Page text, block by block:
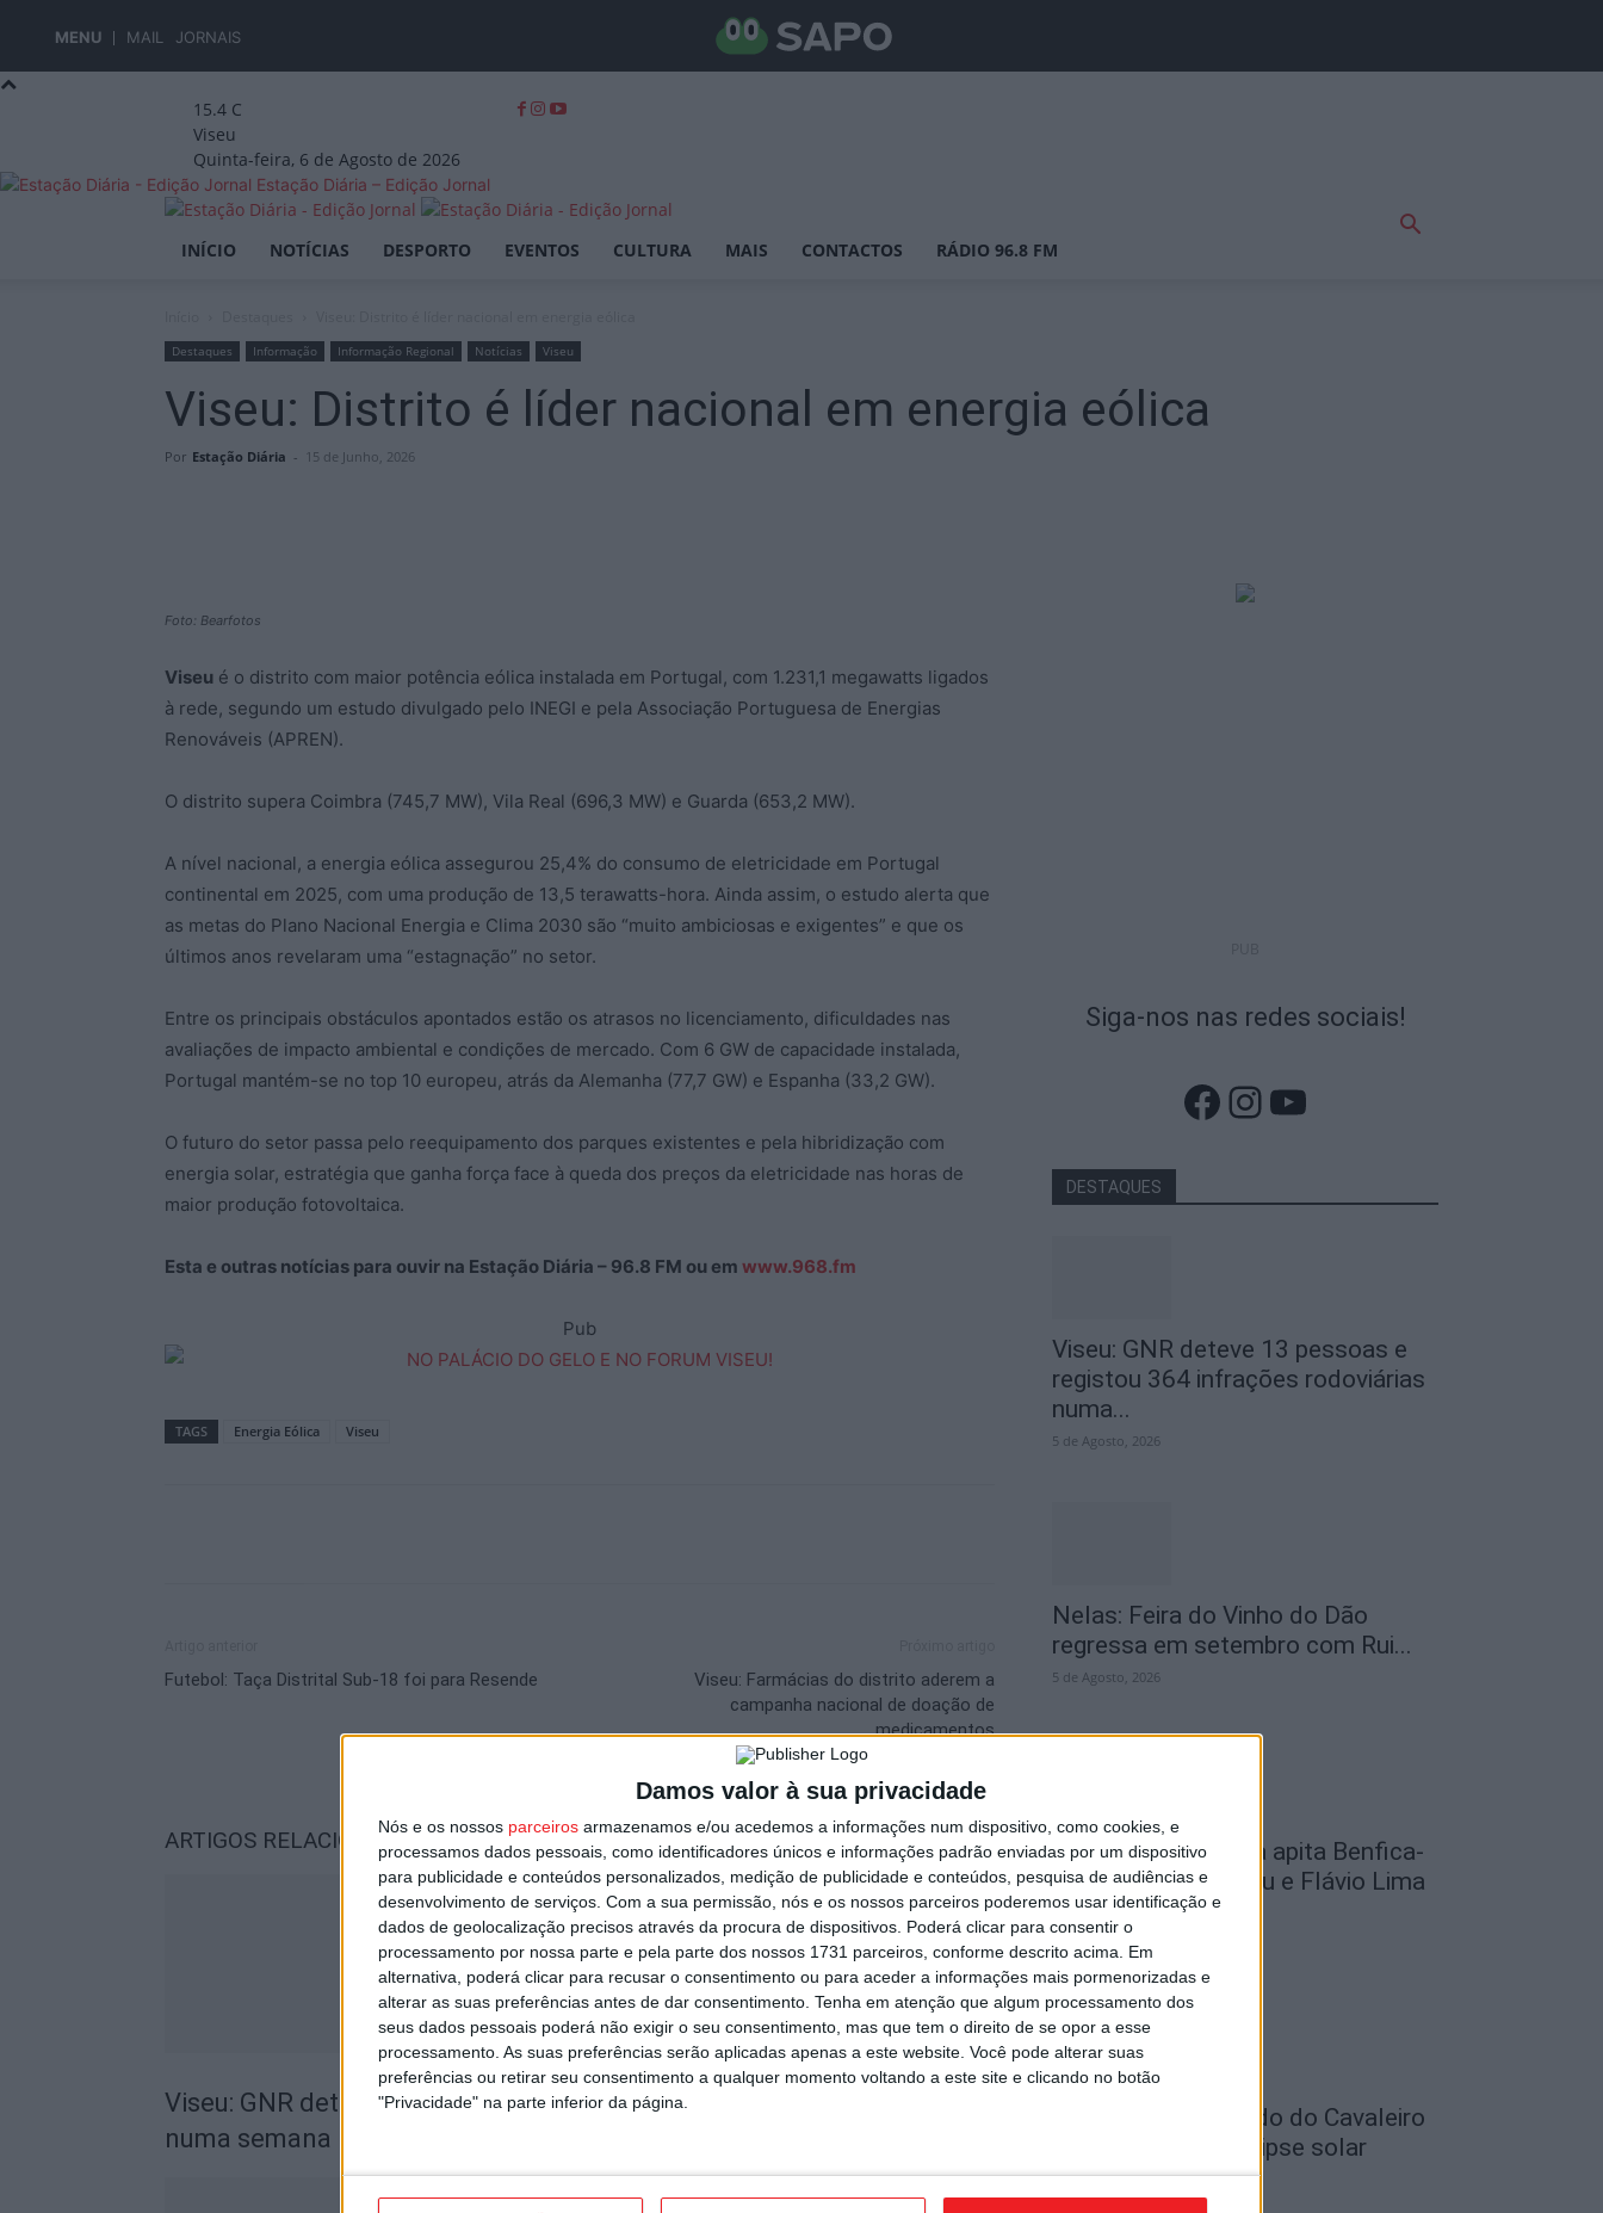
Damos valor à sua privacidade
Nós e os nossos parceiros armazenamos e/ou acedemos a informações num dispositivo, como cookies, e
processamos dados pessoais, como identificadores únicos e informações padrão enviadas por um dispositivo
para publicidade e conteúdos personalizados, medição de publicidade e conteúdos, pesquisa de audiências e
desenvolvimento de serviços. Com a sua permissão, nós e os nossos parceiros poderemos usar identificação e
dados de geolocalização precisos através da procura de dispositivos. Poderá clicar para consentir o
processamento por nossa parte e pela parte dos nossos 1731 parceiros, conforme descrito acima. Em
alternativa, poderá clicar para recusar o consentimento ou para aceder a informações mais pormenorizadas e
alterar as suas preferências antes de dar consentimento. Tenha em atenção que algum processamento dos
seus dados pessoais poderá não exigir o seu consentimento, mas que tem o direito de se opor a esse
processamento. As suas preferências serão aplicadas apenas a este website. Você pode alterar suas
preferências ou retirar seu consentimento a qualquer momento voltando a este site e clicando no botão
"Privacidade" na parte inferior da página.
MENU MAIL JORNAIS
15.4 C
Viseu
Quinta-feira, 6 de Agosto de 2026
Estação Diária – Edição Jornal
INÍCIO NOTÍCIAS DESPORTO EVENTOS CULTURA MAIS CONTACTOS RÁDIO 96.8 FM
Destaques Informação Informação Regional Notícias Viseu
Viseu: Distrito é líder nacional em energia eólica
Por Estação Diária - 15 de Junho, 2026
Foto: Bearfotos
Viseu é o distrito com maior potência eólica instalada em Portugal, com 1.231,1 megawatts ligados
à rede, segundo um estudo divulgado pelo INEGI e pela Associação Portuguesa de Energias
Renováveis (APREN).
O distrito supera Coimbra (745,7 MW), Vila Real (696,3 MW) e Guarda (653,2 MW).
A nível nacional, a energia eólica assegurou 25,4% do consumo de eletricidade em Portugal
continental em 2025, com uma produção de 13,5 terawatts-hora. Ainda assim, o estudo alerta que
as metas do Plano Nacional Energia e Clima 2030 são “muito ambiciosas e exigentes” e que os
últimos anos revelaram uma “estagnação” no setor.
Entre os principais obstáculos apontados estão os atrasos no licenciamento, dificuldades nas
avaliações de impacto ambiental e condições de mercado. Com 6 GW de capacidade instalada,
Portugal mantém-se no top 10 europeu, atrás da Alemanha (77,7 GW) e Espanha (33,2 GW).
O futuro do setor passa pelo reequipamento dos parques existentes e pela hibridização com
energia solar, estratégia que ganha força face à queda dos preços da eletricidade nas horas de
maior produção fotovoltaica.
Esta e outras notícias para ouvir na Estação Diária – 96.8 FM ou em www.968.fm
Pub
TAGS Energia Eólica Viseu
Futebol: Taça Distrital Sub-18 foi para Resende
Viseu: Farmácias do distrito aderem a
campanha nacional de doação de
medicamentos
ARTIGOS RELACIONADOS Mais do autor
Viseu: GNR deteve 13 pessoas e registou 364 infrações rodoviárias
numa semana
Siga-nos nas redes sociais!
Facebook
Instagram
YouTube
DESTAQUES
Viseu: GNR deteve 13 pessoas e
registou 364 infrações rodoviárias
numa...
5 de Agosto, 2026
Nelas: Feira do Vinho do Dão
regressa em setembro com Rui...
5 de Agosto, 2026
Futebol: David Silva apita Benfica-
Académico de Viseu e Flávio Lima
o...
5 de Agosto, 2026
Castro Daire: Penedo do Cavaleiro
para observar o eclipse solar
5 de Agosto, 2026